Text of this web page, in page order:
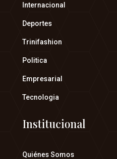
Internacional
Deportes
Trinifashion
Politica
Empresarial
Tecnologia
Institucional
Quiénes Somos